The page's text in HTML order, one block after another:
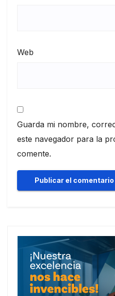
Web
Guarda mi nombre,
este navegador para la
comente.